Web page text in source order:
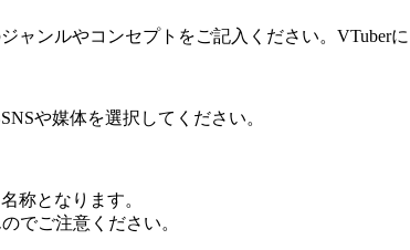
ャンルやコンセプトをご記入ください。VTuber
や媒体を選択してください。
称となります。
でご注意ください。